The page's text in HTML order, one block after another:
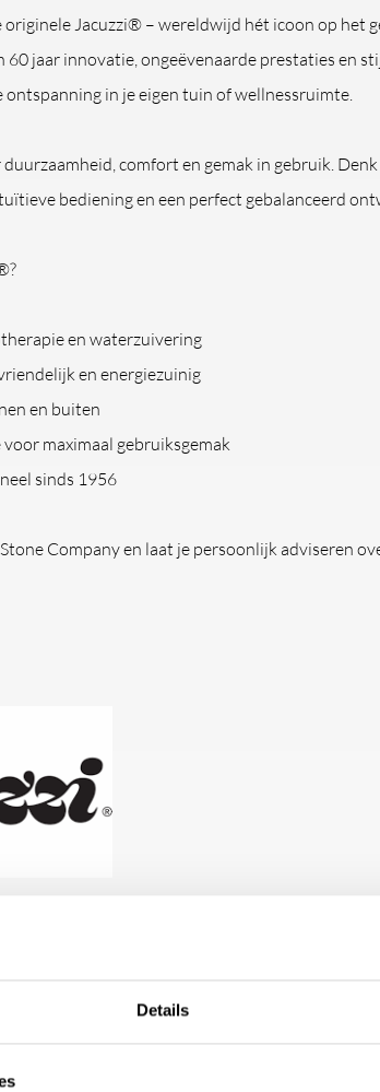
Details
originele Jacuzzi® – wereldwijd hét icoon op het
60 jaar innovatie, ongeëvenaarde prestaties en
in je eigen tuin of wellnessruimte.
comfort en gemak in gebruik.
bediening en een perfect gebalanceerd
en waterzuivering
en energiezuinig
en buiten
maximaal gebruiksgemak
sinds 1956
Company en laat je persoonlijk adviseren